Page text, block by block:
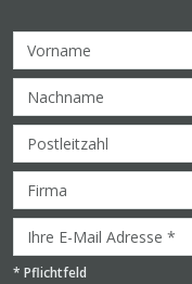
* Pflichtfeld